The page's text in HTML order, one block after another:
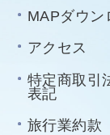
MAPダウン
アクセス
特定商取引
表記
旅行業約款